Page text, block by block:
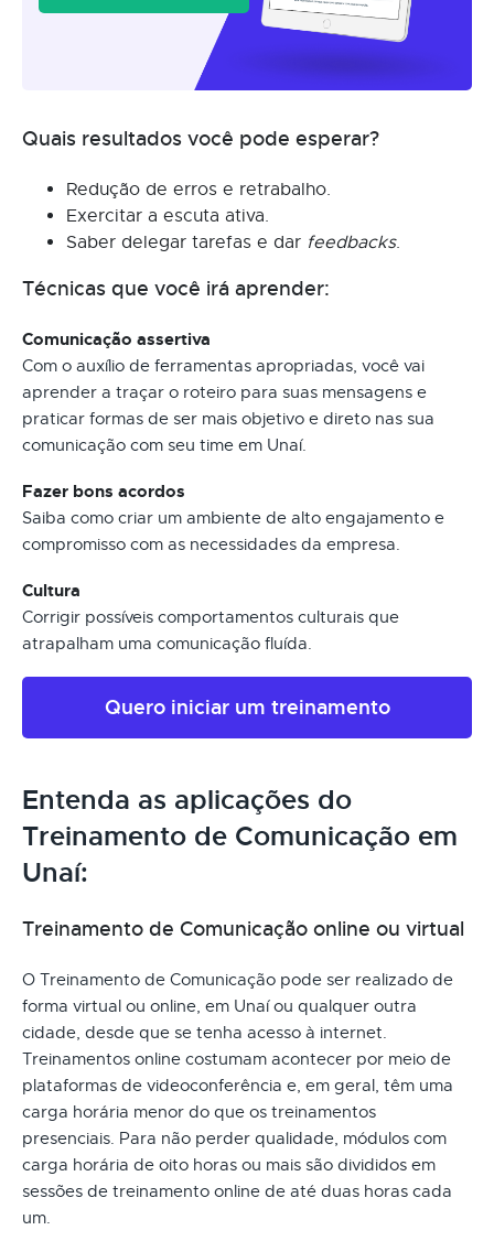
Quais resultados você pode esperar?
Redução de erros e retrabalho.
Exercitar a escuta ativa.
Saber delegar tarefas e dar feedbacks.
Técnicas que você irá aprender:
Comunicação assertiva
Com o auxílio de ferramentas apropriadas, você vai
aprender a traçar o roteiro para suas mensagens e
praticar formas de ser mais objetivo e direto nas sua
comunicação com seu time em Unaí.
Fazer bons acordos
Saiba como criar um ambiente de alto engajamento e
compromisso com as necessidades da empresa.
Cultura
Corrigir possíveis comportamentos culturais que
atrapalham uma comunicação fluída.
Quero iniciar um treinamento
Entenda as aplicações do
Treinamento de Comunicação em
Unaí:
Treinamento de Comunicação online ou virtual
O Treinamento de Comunicação pode ser realizado de
forma virtual ou online, em Unaí ou qualquer outra
cidade, desde que se tenha acesso à internet.
Treinamentos online costumam acontecer por meio de
plataformas de videoconferência e, em geral, têm uma
carga horária menor do que os treinamentos
presenciais. Para não perder qualidade, módulos com
carga horária de oito horas ou mais são divididos em
sessões de treinamento online de até duas horas cada
um.